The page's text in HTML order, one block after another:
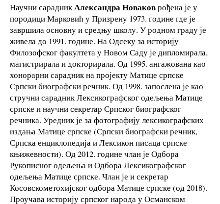
Научни сарадникАлександра Новаковрођена је у
породици Марковић у Призрену 1973. године где је
завршила основну и средњу школу. У родном граду је
живела до 1991. године. На Одсеку за историју
Филозофског факултета у Новом Саду је дипломирала,
магистрирала и докторирала. Од 1995. ангажована као
хонорарни сарадник на пројекту Матице српске
Српски биографски речник. Од 1998. запослена је као
стручни сарадник Лексикографског одељења Матице
српске и научни секретар Српског биографског
речника. Уредник је за фотографију лексикографских
издања Матице српске (Српски биографски речник,
Српска енциклопедија и Лексикон писаца српске
књижевности). Од 2012. године члан је Одбора
Рукописног одељења и Одбора Лексикографског
одељења Матице српске. Члан је и секретар
Косовскометохијског одбора Матице српске (од 2018).
Проучава историју српског народа у Османском